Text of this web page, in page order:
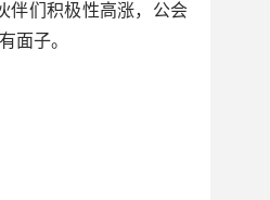
伴们积极性高涨，公会
面子。